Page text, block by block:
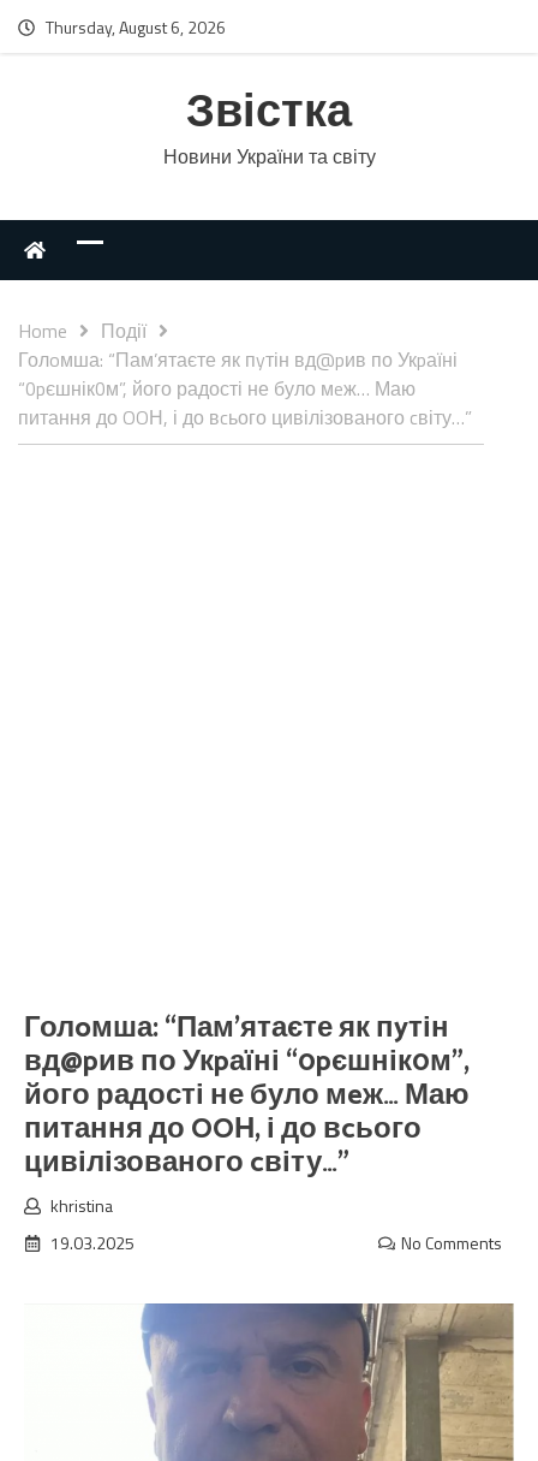
Thursday, August 6, 2026
Звістка
Новини України та світу
Home
Події
Голoмша: “Пам’ятаєте як пyтін вд@pив по Укpаїні
“0pєшнік0м”, його радості не було мeж… Маю
питання до OOН, і до вcього цивілізованого cвіту…”
Голoмша: “Пам’ятаєте як пyтін
вд@pив по Укpаїні “0pєшнік0м”,
його радості не було мeж… Маю
питання до OOН, і до вcього
цивілізованого cвіту…”
khristina
19.03.2025
No Comments